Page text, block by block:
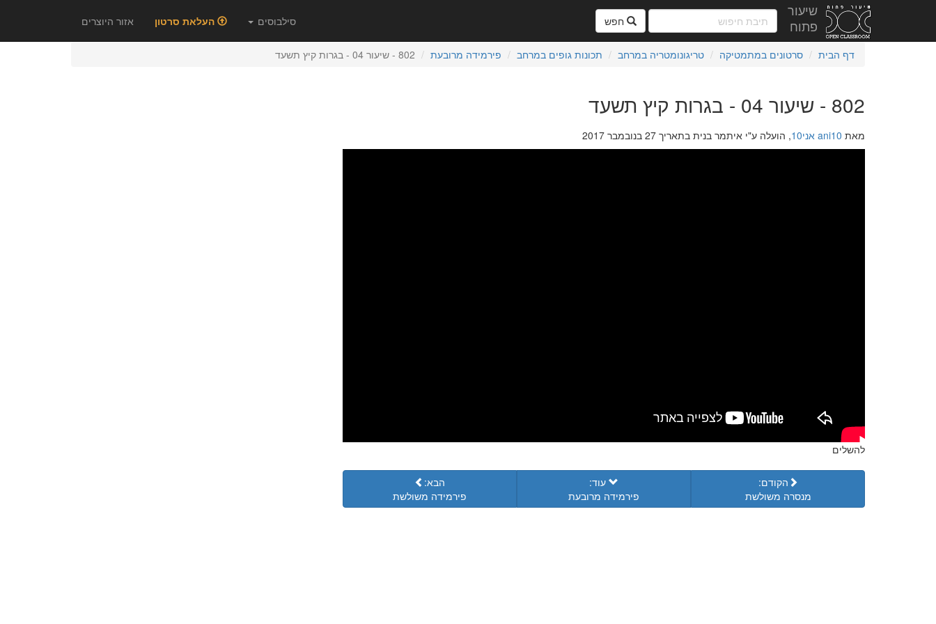
שיעור
פתוח
חפש סילבוסים העלאת סרטון אזור היוצרים
דף הבית סרטונים במתמטיקה טריגונומטריה במרחב תכונות גופים במרחב פירמידה מרובעת 802 - שיעור 04 - בגרות קיץ תשעד
802 - שיעור 04 - בגרות קיץ תשעד
מאת ani10 אני10 , הועלה ע"י איתמר בנית בתאריך 27 בנובמבר 2017
להשלים
הקודם:
מנסרה משולשת
עוד:
פירמידה מרובעת
הבא:
פירמידה משולשת